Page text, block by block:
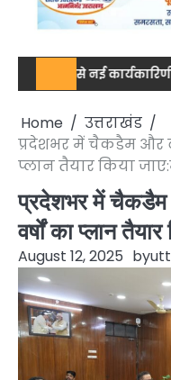
से नई कार्यकारिणी का गठन
Home
उत्तराखंड
प्रदेशभर में चैकडैम और
प्लान तैयार किया
प्रदेशभर में
वर्षों का प्लान
August 12, 2025 by